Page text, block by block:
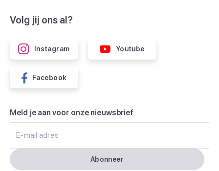
Volg jij ons al?
Instagram Youtube
Facebook
Meld je aan voor onze nieuwsbrief
E-mail adres
Abonneer